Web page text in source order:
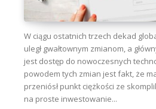
W ciągu ostatnich trzech dekad
uległ gwałtownym zmianom, a
jest dostęp do nowoczesnych
powodem tych zmian jest fakt, że
przeniósł punkt ciężkości ze
na proste inwestowanie...